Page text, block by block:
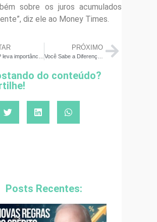
sobre os juros acumulados
diz ele ao Money Times.
PRÓXIMO
do conteúdo?
Posts Recentes: